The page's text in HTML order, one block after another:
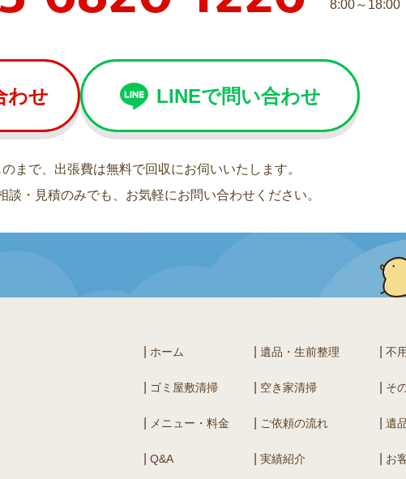
8:00～18:00
わせ LINEで問い合わせ
まで、出張費は無料で回収にお伺いいたします。
談・見積のみでも、お気軽にお問い合わせください。
ホーム 遺品・生前整理 不
ゴミ屋敷清掃 空き家清掃 そ
メニュー・料金 ご依頼の流れ 遺
Q&A 実績紹介 お